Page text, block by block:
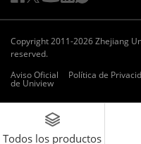
Copyright 2011-2026 Zhejiang
reserved.
Aviso Oficial
Política de
de Uniview
Todos los productos